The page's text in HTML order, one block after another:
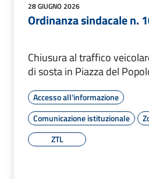
28 GIUGNO 2026
Ordinanza sindacale n.
Chiusura al traffico
di sosta in Piazza del
Accesso all'informazione
Comunicazione istituzionale
ZTL